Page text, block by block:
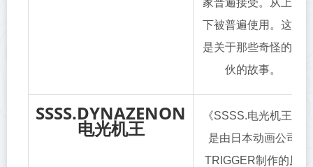
家普遍接受。从上到
下被普遍使用。这就
是关于那些奇怪的家
伙的故事。
SSSS.DYNAZENON
电光机王
《SSSS.电光机王》
是由日本动画公司
TRIGGER制作的原